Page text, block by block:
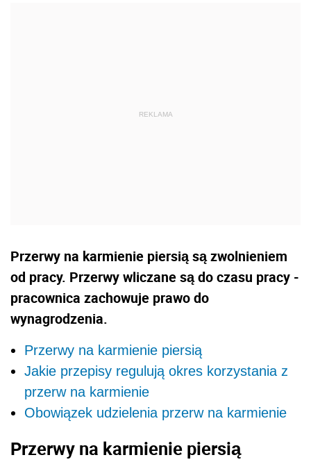
Przerwy na karmienie piersią są zwolnieniem
od pracy. Przerwy wliczane są do czasu pracy -
pracownica zachowuje prawo do
wynagrodzenia.
Przerwy na karmienie piersią
Jakie przepisy regulują okres korzystania z
przerw na karmienie
Obowiązek udzielenia przerw na karmienie
Przerwy na karmienie piersią